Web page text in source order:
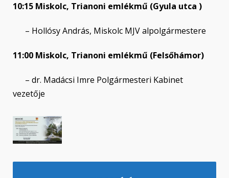
10:15 Miskolc, Trianoni emlékmű (Gyula utca )
– Hollósy András, Miskolc MJV alpolgármestere
11:00 Miskolc, Trianoni emlékmű (Felsőhámor)
– dr. Madácsi Imre Polgármesteri Kabinet
vezetője